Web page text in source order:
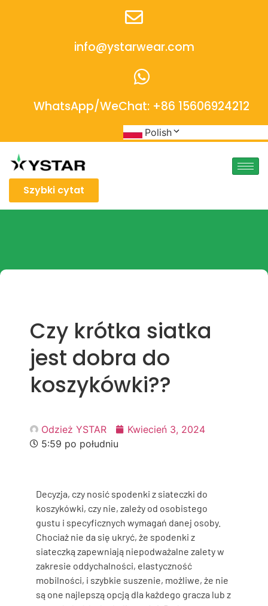
info@ystarwear.com
WhatsApp/WeChat: +86 15606924212
Polish
Szybki cytat
Czy krótka siatka
jest dobra do
koszykówki??
Odzież YSTAR
Kwiecień 3, 2024
5:59 po południu
Decyzja, czy nosić spodenki z siateczki do
koszykówki, czy nie, zależy od osobistego
gustu i specyficznych wymagań danej osoby.
Chociaż nie da się ukryć, że spodenki z
siateczką zapewniają niepodważalne zalety w
zakresie oddychalności, elastyczność
mobilności, i szybkie suszenie, możliwe, że nie
są one najlepszą opcją dla każdego gracza lub z